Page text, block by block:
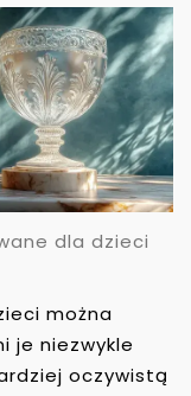
dla dzieci
można
je niezwykle
oczywistą